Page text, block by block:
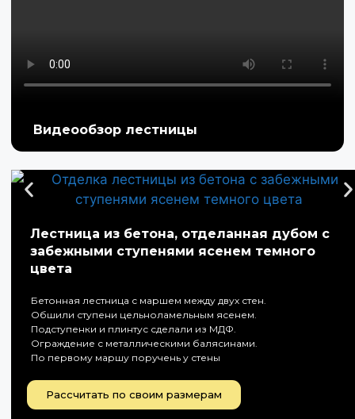
Видеообзор лестницы
Лестница из бетона, отделанная дубом с
забежными ступенями ясенем темного
цвета
Бетонная лестница с маршем между двух стен.
Обшили ступени цельноламельным ясенем.
Подступенки и плинтус сделали из МДФ.
Ограждение с металлическими балясинами.
По первому маршу поручень у стены
Рассчитать по своим размерам